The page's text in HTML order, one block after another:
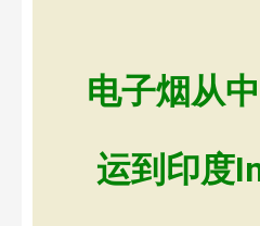
电子烟从
运到印度